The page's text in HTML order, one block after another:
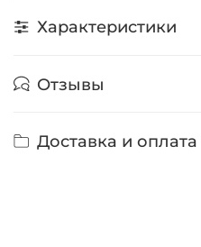
Характеристики
Отзывы
Доставка и оплата